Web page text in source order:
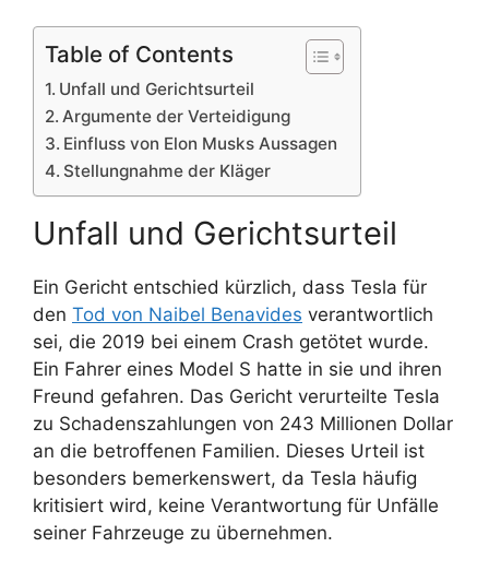
Table of Contents
Unfall und Gerichtsurteil
Argumente der Verteidigung
Einfluss von Elon Musks Aussagen
Stellungnahme der Kläger
Unfall und Gerichtsurteil
Ein Gericht entschied kürzlich, dass Tesla für
den Tod von Naibel Benavides verantwortlich
sei, die 2019 bei einem Crash getötet wurde.
Ein Fahrer eines Model S hatte in sie und ihren
Freund gefahren. Das Gericht verurteilte Tesla
zu Schadenszahlungen von 243 Millionen Dollar
an die betroffenen Familien. Dieses Urteil ist
besonders bemerkenswert, da Tesla häufig
kritisiert wird, keine Verantwortung für Unfälle
seiner Fahrzeuge zu übernehmen.